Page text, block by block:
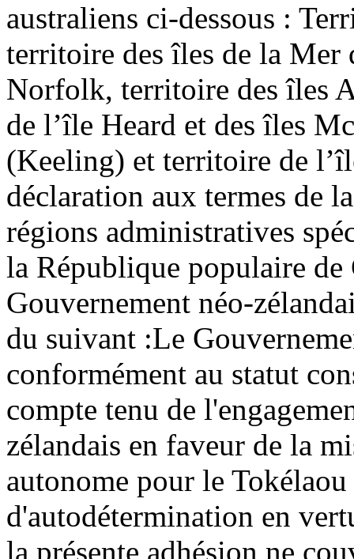
australiens ci-dessous :
territoire des îles de la
Norfolk, territoire des îles
de l’île Heard et des îles
(Keeling) et territoire de
déclaration aux termes de
régions administratives
la République populaire de
Gouvernement néo-
du suivant :Le
conformément au statut
compte tenu de
zélandais en faveur de la
autonome pour le Tokélaou
d'autodétermination en
la présente adhésion ne